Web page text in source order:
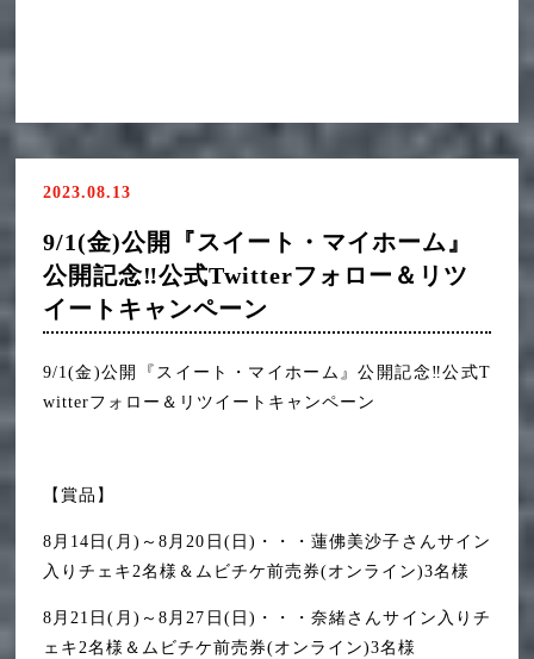
2023.08.13
9/1(金)公開『スイート・マイホーム』
公開記念‼公式Twitterフォロー＆リツ
イートキャンペーン
9/1(金)公開『スイート・マイホーム』公開記念‼公式T
witterフォロー＆リツイートキャンペーン
【賞品】
8月14日(月)～8月20日(日)・・・蓮佛美沙子さんサイン
入りチェキ2名様＆ムビチケ前売券(オンライン)3名様
8月21日(月)～8月27日(日)・・・奈緒さんサイン入りチ
ェキ2名様＆ムビチケ前売券(オンライン)3名様